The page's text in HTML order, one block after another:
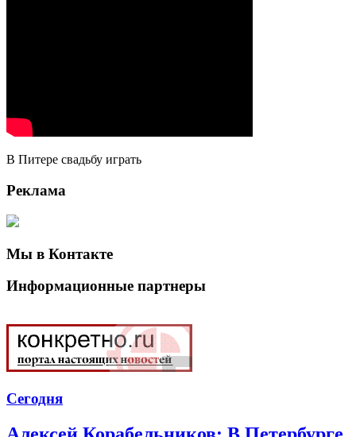
В Питере свадьбу играть
Реклама
Мы в Контакте
Информационные партнеры
Сегодня